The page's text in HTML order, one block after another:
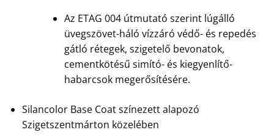
Az ETAG 004 útmutató szerint lúgálló
üvegszövet-háló vízzáró védő- és repedés
gátló rétegek, szigetelő bevonatok,
cementkötésű simító- és kiegyenlítő-
habarcsok megerősítésére.
Silancolor Base Coat színezett alapozó
Szigetszentmárton közelében